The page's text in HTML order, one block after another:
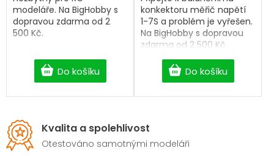
Do košíku
modeláře. Na BigHobby s
dopravou zdarma od 2
500 Kč.
Do košíku
konkektoru měřič napětí
1-7S a problém je vyřešen.
Na BigHobby s dopravou
zdarma od 2 500 Kč.
Kvalita a spolehlivost
Otestováno samotnými modeláři